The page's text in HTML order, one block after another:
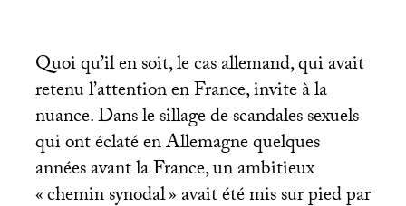
Quoi qu’il en soit, le cas allemand, qui avait
retenu l’attention en France, invite à la
nuance. Dans le sillage de scandales sexuels
qui ont éclaté en Allemagne quelques
années avant la France, un ambitieux
«chemin synodal» avait été mis sur pied par